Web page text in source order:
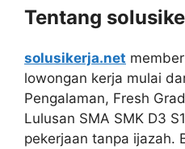
Tentang
solusikerja.net
lowongan kerja mulai
Pengalaman, Fresh
Lulusan SMA SMK D3
pekerjaan tanpa ijazah.